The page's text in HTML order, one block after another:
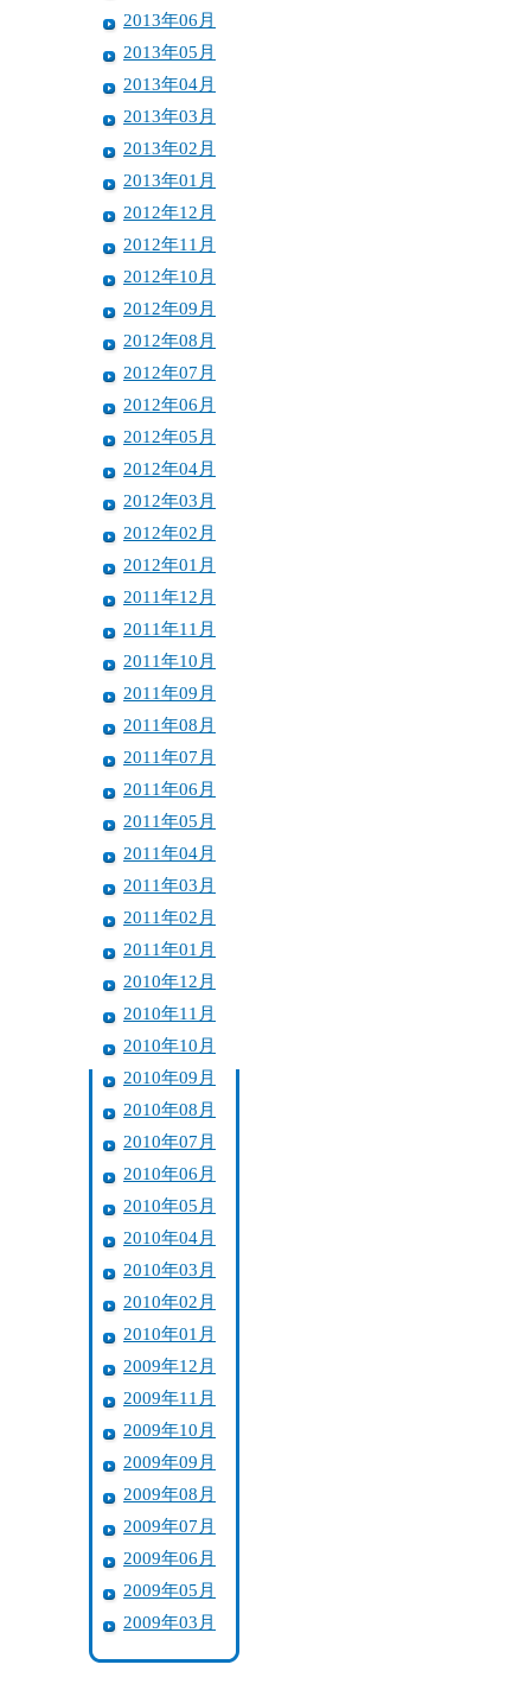
2013年06月
2013年05月
2013年04月
2013年03月
2013年02月
2013年01月
2012年12月
2012年11月
2012年10月
2012年09月
2012年08月
2012年07月
2012年06月
2012年05月
2012年04月
2012年03月
2012年02月
2012年01月
2011年12月
2011年11月
2011年10月
2011年09月
2011年08月
2011年07月
2011年06月
2011年05月
2011年04月
2011年03月
2011年02月
2011年01月
2010年12月
2010年11月
2010年10月
2010年09月
2010年08月
2010年07月
2010年06月
2010年05月
2010年04月
2010年03月
2010年02月
2010年01月
2009年12月
2009年11月
2009年10月
2009年09月
2009年08月
2009年07月
2009年06月
2009年05月
2009年03月